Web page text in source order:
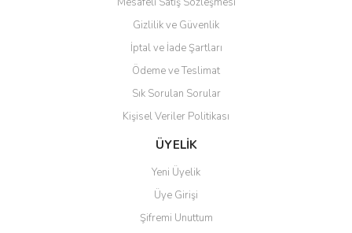
Gizlilik ve Güvenlik
İptal ve İade Şartları
Ödeme ve Teslimat
Sık Sorulan Sorular
Kişisel Veriler Politikası
ÜYELİK
Yeni Üyelik
Üye Girişi
Şifremi Unuttum